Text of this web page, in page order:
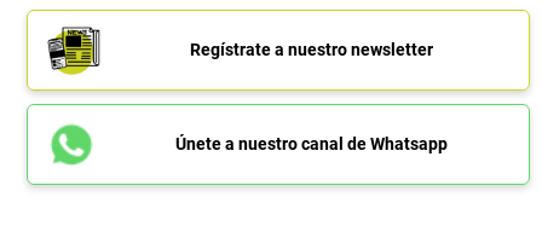
Regístrate a nuestro newsletter
Únete a nuestro canal de Whatsapp